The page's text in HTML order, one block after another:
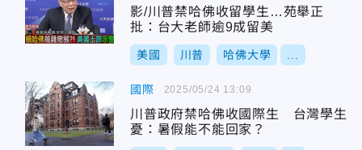
影/川普禁哈佛收留學生…苑舉正
批：台大老師逾9成留美
美國 川普 哈佛大學
國際
川普政府禁哈佛收國際生 台灣學生
憂：暑假能不能回家？
2025/05/24 13:09